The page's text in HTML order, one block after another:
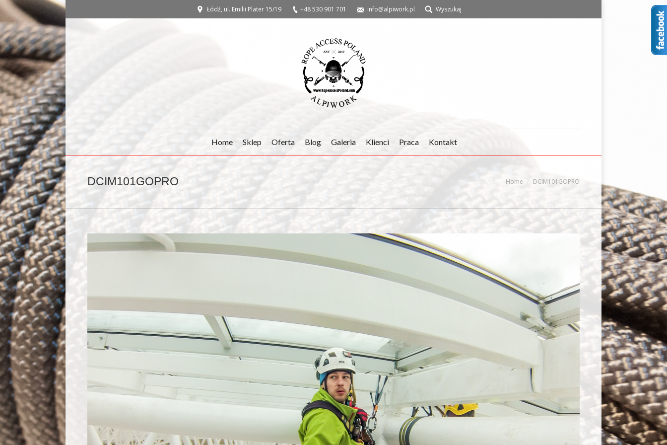
Łódź, ul. Emilii Plater 15/19 +48 530 901 701 info@alpiwork.pl Wyszukaj
Home Sklep Oferta Blog Galeria Klienci Praca Kontakt
DCIM101GOPRO Home DCIM101GOPRO